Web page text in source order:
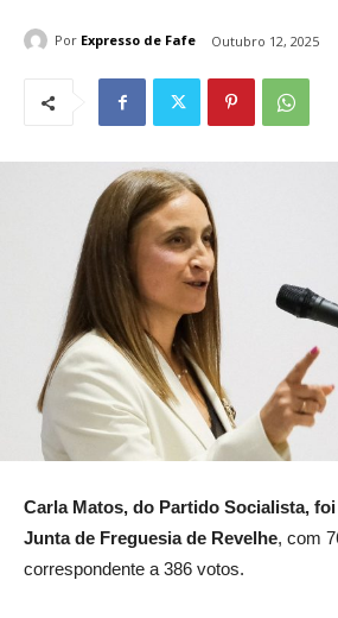
Por Expresso de Fafe Outubro 12, 2025
Carla Matos, do Partido Socialista,
Junta de Freguesia de Revelhe, com
correspondente a 386 votos.